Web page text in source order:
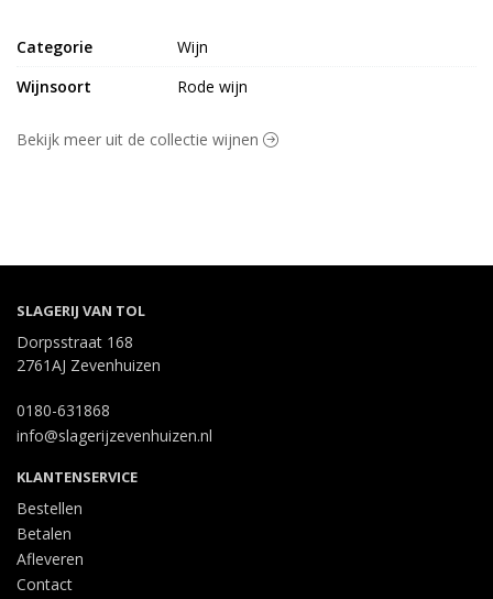
Categorie
Wijn
Wijnsoort
Rode wijn
Bekijk meer uit de collectie wijnen
SLAGERIJ VAN TOL
Dorpsstraat 168
2761AJ Zevenhuizen
0180-631868
info@slagerijzevenhuizen.nl
KLANTENSERVICE
Bestellen
Betalen
Afleveren
Contact